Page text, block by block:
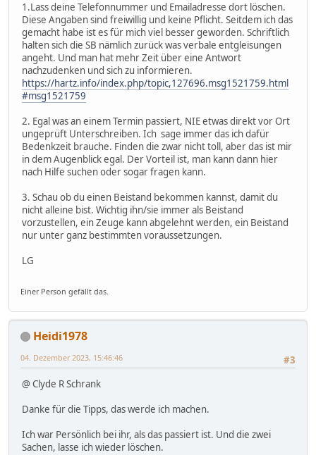
1.Lass deine Telefonnummer und Emailadresse dort löschen.
Diese Angaben sind freiwillig und keine Pflicht. Seitdem ich das
gemacht habe ist es für mich viel besser geworden. Schriftlich
halten sich die SB nämlich zurück was verbale entgleisungen
angeht. Und man hat mehr Zeit über eine Antwort
nachzudenken und sich zu informieren.
https://hartz.info/index.php/topic,127696.msg1521759.html
#msg1521759
2. Egal was an einem Termin passiert, NIE etwas direkt vor Ort
ungeprüft Unterschreiben. Ich sage immer das ich dafür
Bedenkzeit brauche. Finden die zwar nicht toll, aber das ist mir
in dem Augenblick egal. Der Vorteil ist, man kann dann hier
nach Hilfe suchen oder sogar fragen kann.
3. Schau ob du einen Beistand bekommen kannst, damit du
nicht alleine bist. Wichtig ihn/sie immer als Beistand
vorzustellen, ein Zeuge kann abgelehnt werden, ein Beistand
nur unter ganz bestimmten voraussetzungen.
LG
Einer Person gefällt das.
Heidi1978
#3
04. Dezember 2023, 15:46:46
@ Clyde R Schrank
Danke für die Tipps, das werde ich machen.
Ich war Persönlich bei ihr, als das passiert ist. Und die zwei
Sachen, lasse ich wieder löschen.